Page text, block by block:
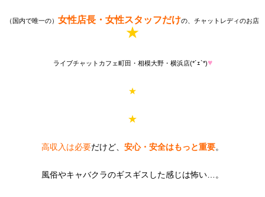
（国内で唯一の） 女性店長・女性スタッフだけの、チャットレディのお店
★
ライブチャットカフェ町田・相模大野・横浜店(*´ｪ`*)♥
★
★
高収入は必要だけど、 安心・安全はもっと重要。
風俗やキャバクラのギスギスした感じは怖い…。